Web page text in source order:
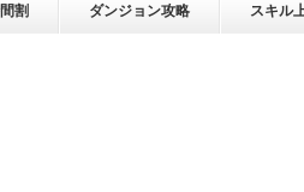
割 ダンジョン攻略 スキル